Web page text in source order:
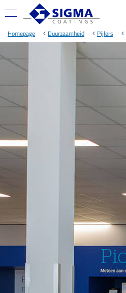
Homepage Duurzaamheid Pijlers